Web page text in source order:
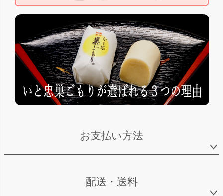
お支払い方法
配送・送料